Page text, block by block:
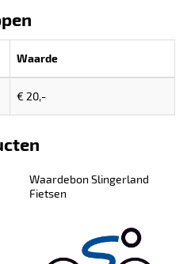
Waarde
€ 20,-
Waardebon Slingerland
Fietsen